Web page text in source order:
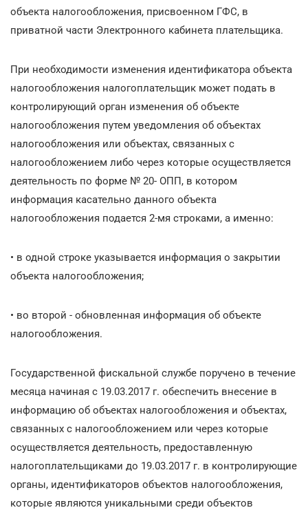
объекта налогообложения, присвоенном ГФС, в
приватной части Электронного кабинета плательщика.
При необходимости изменения идентификатора объекта
налогообложения налогоплательщик может подать в
контролирующий орган изменения об объекте
налогообложения путем уведомления об объектах
налогообложения или объектах, связанных с
налогообложением либо через которые осуществляется
деятельность по форме № 20- ОПП, в котором
информация касательно данного объекта
налогообложения подается 2-мя строками, а именно:
• в одной строке указывается информация о закрытии
объекта налогообложения;
• во второй - обновленная информация об объекте
налогообложения.
Государственной фискальной службе поручено в течение
месяца начиная с 19.03.2017 г. обеспечить внесение в
информацию об объектах налогообложения и объектах,
связанных с налогообложением или через которые
осуществляется деятельность, предоставленную
налогоплательщиками до 19.03.2017 г. в контролирующие
органы, идентификаторов объектов налогообложения,
которые являются уникальными среди объектов